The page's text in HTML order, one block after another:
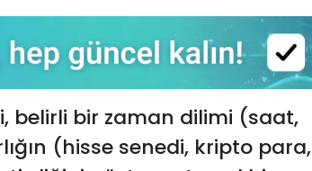
belirli bir zaman dilimi (saat,
(hisse senedi, kripto para,